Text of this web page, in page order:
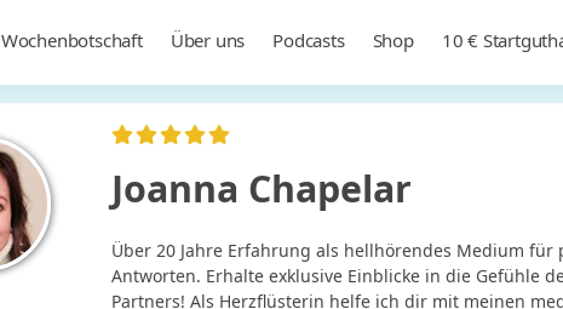
Wochenbotschaft Über uns Podcasts Shop 10 €
Joanna Chapelar
Über 20 Jahre Erfahrung als hellhörendes Medium für
Antworten. Erhalte exklusive Einblicke in die Gefühle
Partners! Als Herzflüsterin helfe ich dir mit meinen